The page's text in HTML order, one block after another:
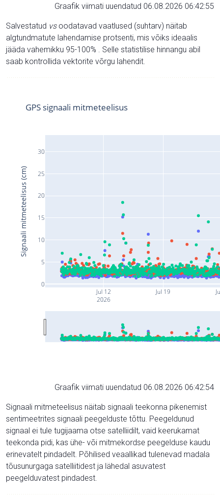
Graafik viimati uuendatud 06.08.2026 06:42:55
Salvestatud vsoodatavad vaatlused (suhtarv) näitab
algtundmatute lahendamise protsenti, mis võiks ideaalis
jääda vahemikku 95-100% . Selle statistilise hinnangu abil
saab kontrollida vektorite võrgu lahendit.
Jul 12
2026
Jul 19
0
5
10
15
20
25
30
GPS signaali mitmeteelisus
Signaali mitmeteelisus (cm)
Graafik viimati uuendatud 06.08.2026 06:42:54
Signaali mitmeteelisus näitab signaali teekonna pikenemist
sentimeetrites signaali peegelduste tõttu. Peegeldunud
signaal ei tule tugijaama otse satelliidilt, vaid keerukamat
teekonda pidi, kas ühe- või mitmekordse peegelduse kaudu
erinevatelt pindadelt. Põhilised veaallikad tulenevad madala
tõusunurgaga satelliitidest ja lähedal asuvatest
peegelduvatest pindadest.